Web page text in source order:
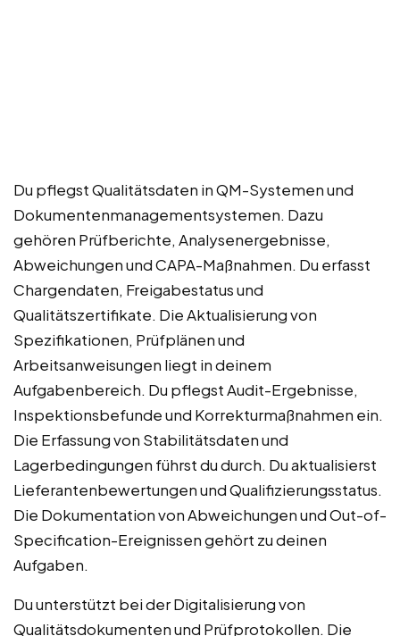
Du pflegst Qualitätsdaten in QM-Systemen und
Dokumentenmanagementsystemen. Dazu
gehören Prüfberichte, Analysenergebnisse,
Abweichungen und CAPA-Maßnahmen. Du erfasst
Chargendaten, Freigabestatus und
Qualitätszertifikate. Die Aktualisierung von
Spezifikationen, Prüfplänen und
Arbeitsanweisungen liegt in deinem
Aufgabenbereich. Du pflegst Audit-Ergebnisse,
Inspektionsbefunde und Korrekturmaßnahmen ein.
Die Erfassung von Stabilitätsdaten und
Lagerbedingungen führst du durch. Du aktualisierst
Lieferantenbewertungen und Qualifizierungsstatus.
Die Dokumentation von Abweichungen und Out-of-
Specification-Ereignissen gehört zu deinen
Aufgaben.
Du unterstützt bei der Digitalisierung von
Qualitätsdokumenten und Prüfprotokollen. Die